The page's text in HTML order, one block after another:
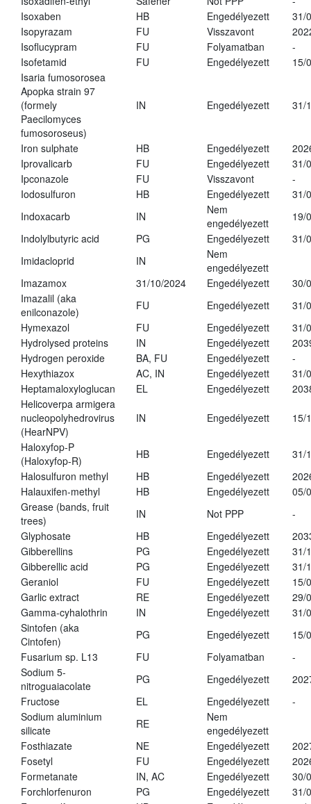
Isoxaben
HB Engedélyezett
31/
Isopyrazam
FU Visszavont
Isoflucypram
FU Folyamatban
-
Isofetamid
FU Engedélyezett
15/
Isaria fumosorosea
Apopka strain 97
(formely
Paecilomyces
fumosoroseus)
IN Engedélyezett 31/
Iron sulphate HB Engedélyezett
Iprovalicarb
FU Engedélyezett
31/
Ipconazole
FU Visszavont
-
Iodosulfuron
HB Engedélyezett
31/
Indoxacarb
IN
Nem
engedélyezett
19/
Indolylbutyric acid
PG Engedélyezett
31/
Imidacloprid
IN
Nem
engedélyezett
Imazamox
31/10/2024 Engedélyezett
30/
Imazalil (aka
enilconazole)
FU Engedélyezett
31/
Hymexazol
FU Engedélyezett
31/
Hydrolysed proteins
IN Engedélyezett
Hydrogen peroxide
BA, FU Engedélyezett
-
Hexythiazox
AC, IN Engedélyezett
31/
Heptamaloxyloglucan
EL Engedélyezett
Helicoverpa armigera
nucleopolyhedrovirus
(HearNPV)
IN Engedélyezett 15/
Haloxyfop-P
(Haloxyfop-R)
HB Engedélyezett
31/
Halosulfuron methyl
HB Engedélyezett
Halauxifen-methyl
HB Engedélyezett
05/
Grease (bands, fruit
trees)
IN Not PPP
-
Glyphosate
HB Engedélyezett
Gibberellins
PG Engedélyezett
31/
Gibberellic acid
PG Engedélyezett
31/
Geraniol
FU Engedélyezett
15/
Garlic extract
RE Engedélyezett
29/
Gamma-cyhalothrin
IN Engedélyezett
31/
Sintofen (aka
Cintofen)
PG Engedélyezett
15/
Fusarium sp. L13
FU Folyamatban
-
Sodium 5-
nitroguaiacolate
PG Engedélyezett
Fructose
EL Engedélyezett
-
Sodium aluminium
silicate
RE
Nem
engedélyezett
Fosthiazate
NE Engedélyezett
Fosetyl
FU Engedélyezett
Formetanate
IN, AC Engedélyezett
30/
Forchlorfenuron
PG Engedélyezett
31/